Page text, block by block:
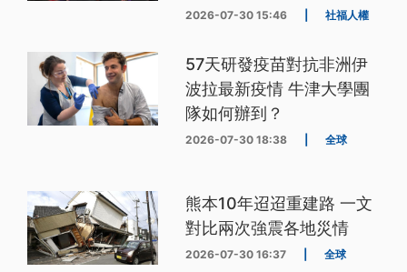
2026-07-30 15:46 社福人權
57天研發疫苗對抗非洲伊
波拉最新疫情 牛津大學團
隊如何辦到？
2026-07-30 18:38 全球
熊本10年迢迢重建路 一文
對比兩次強震各地災情
2026-07-30 16:37 全球